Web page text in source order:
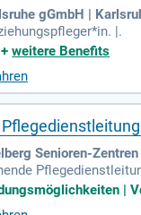
gGmbH |
|.
+weitere Benefits
Senioren-
die
während
|